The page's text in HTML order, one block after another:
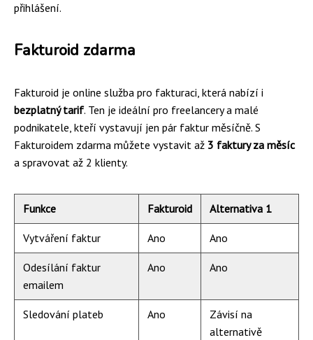
přihlášení.
Fakturoid zdarma
Fakturoid je online služba pro fakturaci, která nabízí i
bezplatný tarif. Ten je ideální pro freelancery a malé
podnikatele, kteří vystavují jen pár faktur měsíčně. S
Fakturoidem zdarma můžete vystavit až 3 faktury za měsíc
a spravovat až 2 klienty.
Funkce Fakturoid Alternativa 1
Vytváření faktur Ano Ano
Odesílání faktur
emailem
Ano Ano
Sledování plateb Ano
Závisí na
alternativě